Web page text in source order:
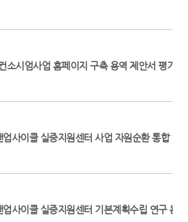
소시엄사업 홈페이지 구축 용역 제안서 평가결
업사이클 실증지원센터 사업 자원순환 통합 허
사이클 실증지원센터 기본계획수립 연구 용